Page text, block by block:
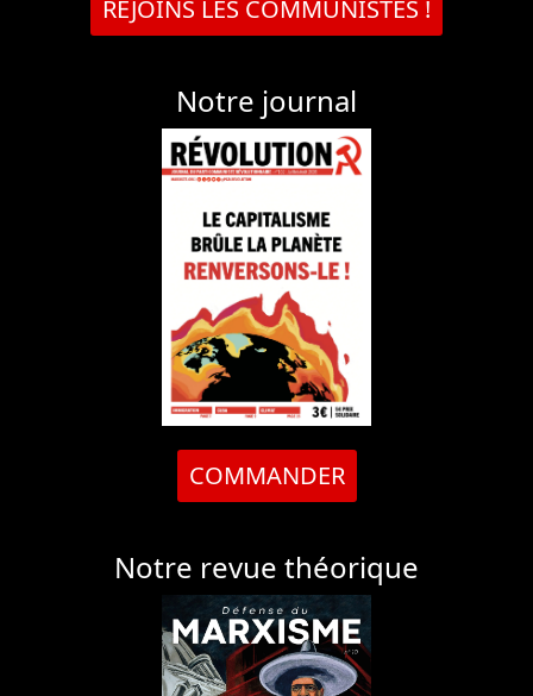
REJOINS LES COMMUNISTES !
Notre journal
COMMANDER
Notre revue théorique